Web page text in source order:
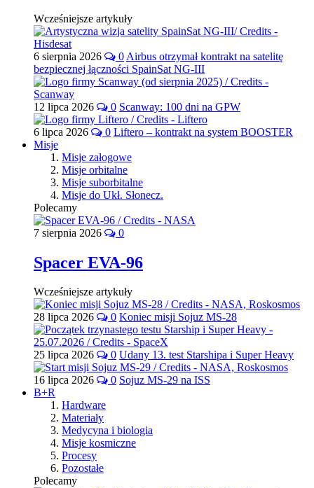
Wcześniejsze artykuły
6 sierpnia 2026 0 Airbus otrzymał kontrakt na satelitę
bezpiecznej łączności SpainSat NG-III
12 lipca 2026 0 Scanway: 100 dni na GPW
6 lipca 2026 0 Liftero – kontrakt na system BOOSTER
Misje
Misje załogowe
Misje orbitalne
Misje suborbitalne
Misje do Ukł. Słonecz.
Polecamy
7 sierpnia 2026 0
Spacer EVA-96
Wcześniejsze artykuły
28 lipca 2026 0 Koniec misji Sojuz MS-28
25 lipca 2026 0 Udany 13. test Starshipa i Super Heavy
16 lipca 2026 0 Sojuz MS-29 na ISS
B+R
Hardware
Materiały
Medycyna i biologia
Misje kosmiczne
Procesy
Pozostałe
Polecamy